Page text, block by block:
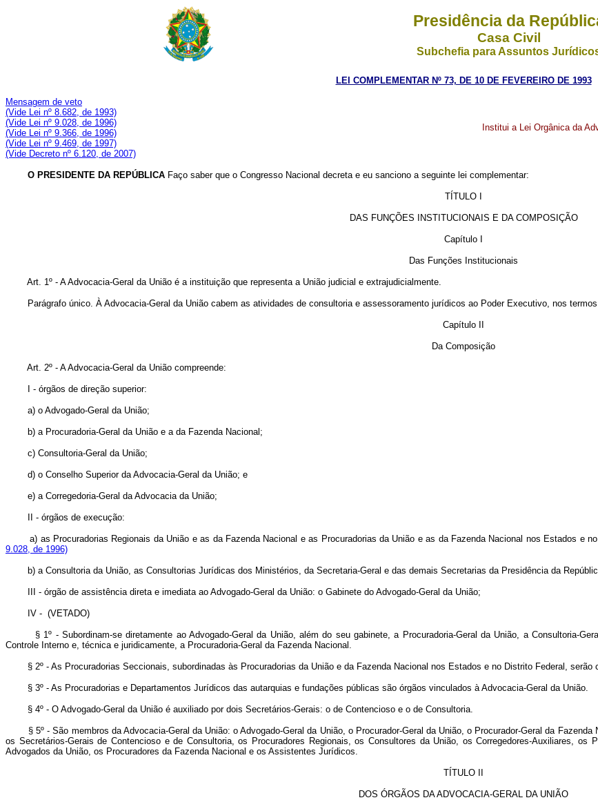
Presidência da
Casa Civil
Subchefia para Assuntos
LEI COMPLEMENTAR Nº 73, DE 10 DE FEVEREIRO DE 1993
Mensagem de veto
(Vide Lei nº 8.682, de 1993)
(Vide Lei nº 9.028, de 1996)
(Vide Lei nº 9.366, de 1996)
(Vide Lei nº 9.469, de 1997)
(Vide Decreto nº 6.120, de 2007)
Institui a Lei Orgânica da
O PRESIDENTE DA REPÚBLICA Faço saber que o Congresso Nacional decreta e eu sanciono a seguinte lei complementar:
TÍTULO I
DAS FUNÇÕES INSTITUCIONAIS E DA COMPOSIÇÃO
Capítulo I
Das Funções Institucionais
Art. 1º - A Advocacia-Geral da União é a instituição que representa a União judicial e extrajudicialmente.
Parágrafo único. À Advocacia-Geral da União cabem as atividades de consultoria e assessoramento jurídicos ao Poder Executivo, nos
Capítulo II
Da Composição
Art. 2º - A Advocacia-Geral da União compreende:
I - órgãos de direção superior:
a) o Advogado-Geral da União;
b) a Procuradoria-Geral da União e a da Fazenda Nacional;
c) Consultoria-Geral da União;
d) o Conselho Superior da Advocacia-Geral da União; e
e) a Corregedoria-Geral da Advocacia da União;
II - órgãos de execução:
a) as Procuradorias Regionais da União e as da Fazenda Nacional e as Procuradorias da União e as da Fazenda Nacional nos
9.028, de 1996)
b) a Consultoria da União, as Consultorias Jurídicas dos Ministérios, da Secretaria-Geral e das demais Secretarias da Presidência da
III - órgão de assistência direta e imediata ao Advogado-Geral da União: o Gabinete do Advogado-Geral da União;
IV - (VETADO)
§ 1º - Subordinam-se diretamente ao Advogado-Geral da União, além do seu gabinete, a Procuradoria-Geral da União, a Consultoria-
Controle Interno e, técnica e juridicamente, a Procuradoria-Geral da Fazenda Nacional.
§ 2º - As Procuradorias Seccionais, subordinadas às Procuradorias da União e da Fazenda Nacional nos Estados e no Distrito Federal,
§ 3º - As Procuradorias e Departamentos Jurídicos das autarquias e fundações públicas são órgãos vinculados à Advocacia-Geral da União.
§ 4º - O Advogado-Geral da União é auxiliado por dois Secretários-Gerais: o de Contencioso e o de Consultoria.
§ 5º - São membros da Advocacia-Geral da União: o Advogado-Geral da União, o Procurador-Geral da União, o Procurador-Geral da
os Secretários-Gerais de Contencioso e de Consultoria, os Procuradores Regionais, os Consultores da União, os Corregedores-Auxiliares,
Advogados da União, os Procuradores da Fazenda Nacional e os Assistentes Jurídicos.
TÍTULO II
DOS ÓRGÃOS DA ADVOCACIA-GERAL DA UNIÃO